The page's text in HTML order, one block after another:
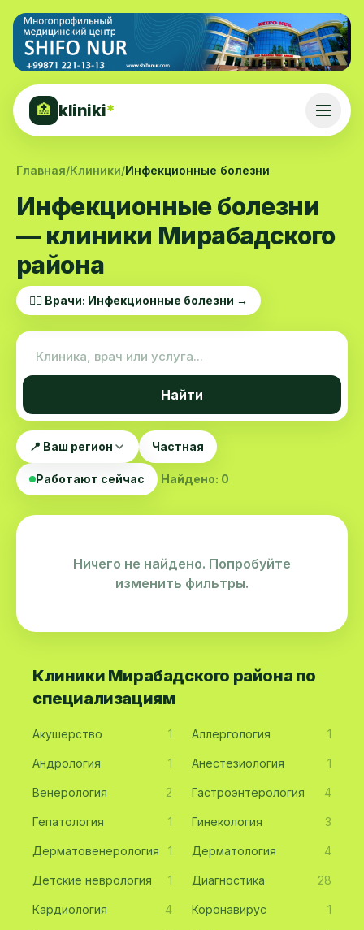
🏥 kliniki*
Главная/Клиники/Инфекционные болезни
Инфекционные болезни
— клиники Мирабадского
района
👨‍⚕️ Врачи: Инфекционные болезни →
Найти
📍 Ваш регион Частная
Работают сейчас Найдено: 0
Ничего не найдено. Попробуйте
изменить фильтры.
Клиники Мирабадского района по
специализациям
Акушерство 1 Аллергология 1
Андрология 1 Анестезиология 1
Венерология 2 Гастроэнтерология 4
Гепатология 1 Гинекология 3
Дерматовенерология 1 Дерматология 4
Детские неврология 1 Диагностика 28
Кардиология 4 Коронавирус 1